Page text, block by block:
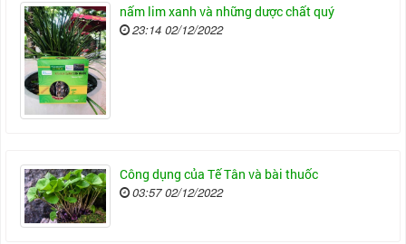
nấm lim xanh và những dược chất quý
23:14 02/12/2022
Công dụng của Tế Tân và bài thuốc
03:57 02/12/2022